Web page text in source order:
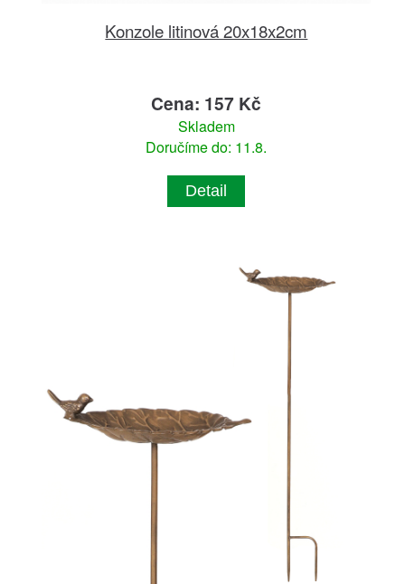
Konzole litinová 20x18x2cm
Cena: 157 Kč
Skladem
Doručíme do: 11.8.
Detail